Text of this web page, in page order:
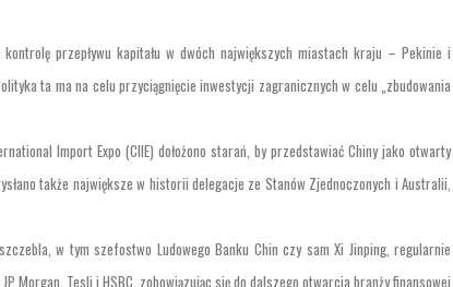
przepływu kapitału w dwóch największych miastach kraju – Pekinie i
ta ma na celu przyciągnięcie inwestycji zagranicznych w celu „zbudowania
Import Expo (CIIE) dołożono starań, by przedstawiać Chiny jako otwarty
także największe w historii delegacje ze Stanów Zjednoczonych i Australii,
w tym szefostwo Ludowego Banku Chin czy sam Xi Jinping, regularnie
Morgan, Tesli i HSBC, zobowiązując się do dalszego otwarcia branży finansowej